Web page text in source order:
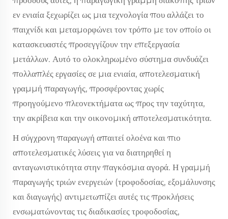
εν ενιαία ξεχωρίζει ως μια τεχνολογία που αλλάζει το
παιχνίδι και μεταμορφώνει τον τρόπο με τον οποίο οι
κατασκευαστές προσεγγίζουν την επεξεργασία
μετάλλων. Αυτό το ολοκληρωμένο σύστημα συνδυάζει
πολλαπλές εργασίες σε μια ενιαία, αποτελεσματική
γραμμή παραγωγής, προσφέροντας χωρίς
προηγούμενο πλεονεκτήματα ως προς την ταχύτητα,
την ακρίβεια και την οικονομική αποτελεσματικότητα.
Η σύγχρονη παραγωγή απαιτεί ολοένα και πιο
αποτελεσματικές λύσεις για να διατηρηθεί η
ανταγωνιστικότητα στην παγκόσμια αγορά. Η γραμμή
παραγωγής τριών ενεργειών (τροφοδοσίας, εξομάλυνσης
και διαγωγής) αντιμετωπίζει αυτές τις προκλήσεις
ενσωματώνοντας τις διαδικασίες τροφοδοσίας,